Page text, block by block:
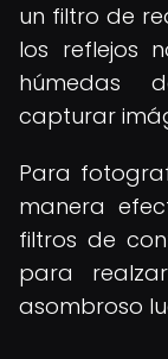
un filtro de
los reflejos
húmedas
capturar
Para
manera
filtros de
para
asombroso